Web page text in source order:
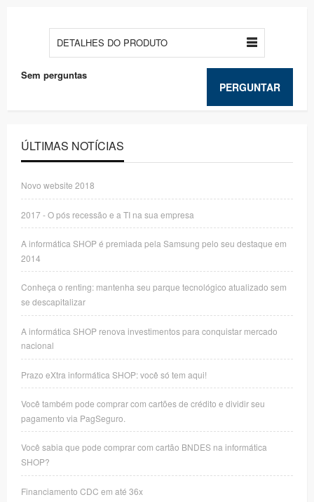
DETALHES DO PRODUTO
PERGUNTAR
Sem perguntas
ÚLTIMAS NOTÍCIAS
Novo website 2018
2017 - O pós recessão e a TI na sua empresa
A informática SHOP é premiada pela Samsung pelo seu destaque em
2014
Conheça o renting: mantenha seu parque tecnológico atualizado sem
se descapitalizar
A informática SHOP renova investimentos para conquistar mercado
nacional
Prazo eXtra informática SHOP: você só tem aqui!
Você também pode comprar com cartões de crédito e dividir seu
pagamento via PagSeguro.
Você sabia que pode comprar com cartão BNDES na informática
SHOP?
Financiamento CDC em até 36x